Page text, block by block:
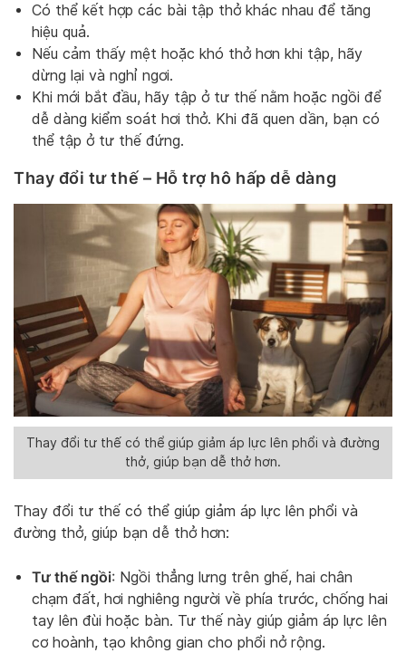
Có thể kết hợp các bài tập thở khác nhau để tăng
hiệu quả.
Nếu cảm thấy mệt hoặc khó thở hơn khi tập, hãy
dừng lại và nghỉ ngơi.
Khi mới bắt đầu, hãy tập ở tư thế nằm hoặc ngồi để
dễ dàng kiểm soát hơi thở. Khi đã quen dần, bạn có
thể tập ở tư thế đứng.
Thay đổi tư thế – Hỗ trợ hô hấp dễ dàng
Thay đổi tư thế có thể giúp giảm áp lực lên phổi và đường
thở, giúp bạn dễ thở hơn.
Thay đổi tư thế có thể giúp giảm áp lực lên phổi và
đường thở, giúp bạn dễ thở hơn:
Tư thế ngồi: Ngồi thẳng lưng trên ghế, hai chân
chạm đất, hơi nghiêng người về phía trước, chống hai
tay lên đùi hoặc bàn. Tư thế này giúp giảm áp lực lên
cơ hoành, tạo không gian cho phổi nở rộng.